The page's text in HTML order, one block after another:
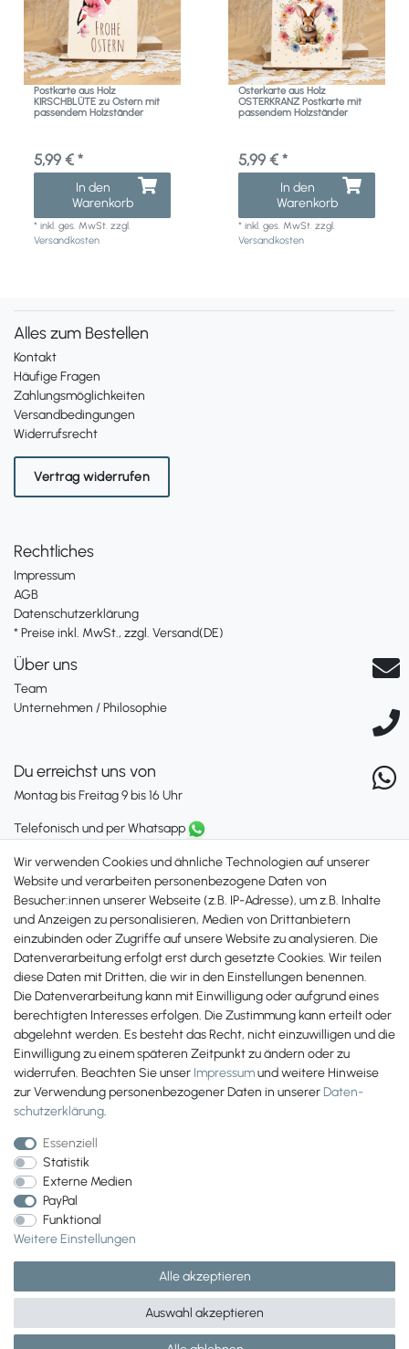
Postkarte aus Holz
KIRSCHBLÜTE zu Ostern mit
passendem Holzständer
5,99 € *
In den
Warenkorb
*inkl. ges. MwSt. zzgl.
Versandkosten
Osterkarte aus Holz
OSTERKRANZ Postkarte mit
passendem Holzständer
5,99 € *
In den
Warenkorb
*inkl. ges. MwSt. zzgl.
Versandkosten
Alles zum Bestellen
Kontakt
Häufige Fragen
Zahlungsmöglichkeiten
Versandbedingungen
Widerrufsrecht
Vertrag widerrufen
Rechtliches
Impressum
AGB
Datenschutzerklärung
* Preise inkl. MwSt., zzgl. Versand(DE)
Über uns
Team
Unternehmen / Philosophie
Du erreichst uns von
Montag bis Freitag 9 bis 16 Uhr
Telefonisch und per Whatsapp
+49 561 287 907 84
Zahlungsmöglichkeiten
Wir verwenden Cookies und ähnliche Technologien auf unserer
Website und verarbeiten personenbezogene Daten von
Besucher:innen unserer Webseite (z.B. IP-Adresse), um z.B. Inhalte
und Anzeigen zu personalisieren, Medien von Drittanbietern
einzubinden oder Zugriffe auf unsere Website zu analysieren. Die
Datenverarbeitung erfolgt erst durch gesetzte Cookies. Wir teilen
diese Daten mit Dritten, die wir in den Einstellungen benennen.
Die Datenverarbeitung kann mit Einwilligung oder aufgrund eines
berechtigten Interesses erfolgen. Die Zustimmung kann erteilt oder
abgelehnt werden. Es besteht das Recht, nicht einzuwilligen und die
Einwilligung zu einem späteren Zeitpunkt zu ändern oder zu
widerrufen. Beachten Sie unser Impressumund weitere Hinweise
zur Verwendung personenbezogener Daten in unsererDaten­
schutz­erklärung.
Essenziell
Statistik
Externe Medien
PayPal
Funktional
Weitere Einstellungen
Alle akzeptieren
Auswahl akzeptieren